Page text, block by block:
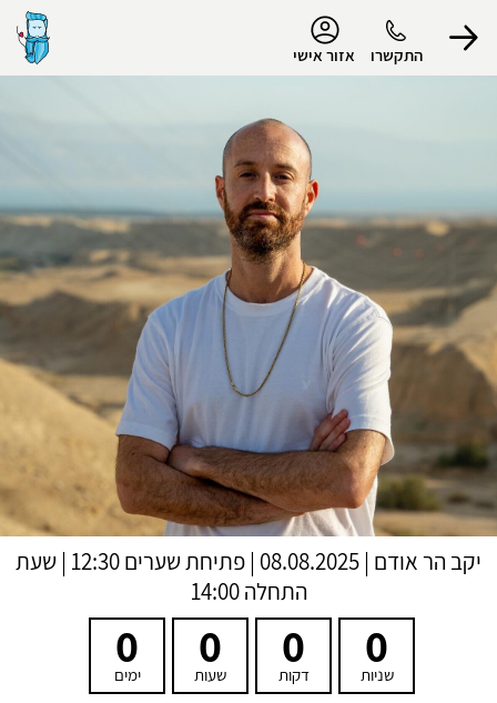
התקשרו אזור אישי
הפרופיל שלי
התנתק
יקב הר אודם |
08.08.2025 | פתיחת שערים 12:30 | שעת
התחלה 14:00
0
שניות
0
דקות
0
שעות
0
ימים